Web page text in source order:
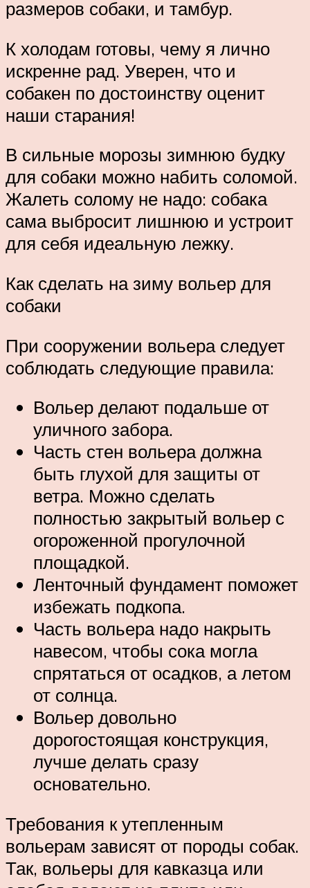
размеров собаки, и тамбур.
К холодам готовы, чему я лично
искренне рад. Уверен, что и
собакен по достоинству оценит
наши старания!
В сильные морозы зимнюю будку
для собаки можно набить соломой.
Жалеть солому не надо: собака
сама выбросит лишнюю и устроит
для себя идеальную лежку.
Как сделать на зиму вольер для
собаки
При сооружении вольера следует
соблюдать следующие правила:
Вольер делают подальше от
уличного забора.
Часть стен вольера должна
быть глухой для защиты от
ветра. Можно сделать
полностью закрытый вольер с
огороженной прогулочной
площадкой.
Ленточный фундамент поможет
избежать подкопа.
Часть вольера надо накрыть
навесом, чтобы сока могла
спрятаться от осадков, а летом
от солнца.
Вольер довольно
дорогостоящая конструкция,
лучше делать сразу
основательно.
Требования к утепленным
вольерам зависят от породы собак.
Так, вольеры для кавказца или